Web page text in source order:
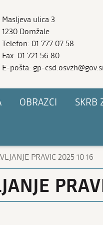
Masljeva ulica 3
1230 Domžale
Telefon: 01 777 07 58
Fax: 01 721 56 80
E-pošta: gp-csd.osvzh@gov.si
OBRAZCI SKRB
PRAVIC 2025 10 16